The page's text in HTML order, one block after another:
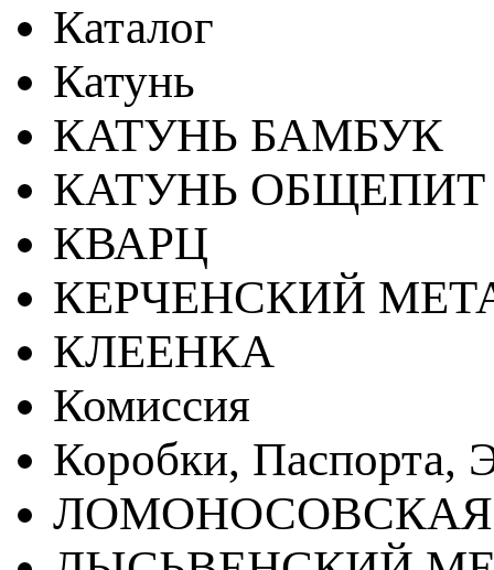
Каталог
Катунь
КАТУНЬ БАМБУК
КАТУНЬ ОБЩЕПИТ
КВАРЦ
КЕРЧЕНСКИЙ
КЛЕЕНКА
Комиссия
Коробки, Паспорта,